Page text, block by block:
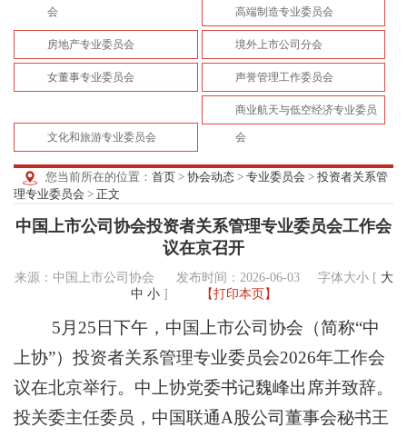
会 高端制造专业委员会
房地产专业委员会 境外上市公司分会
女董事专业委员会 声誉管理工作委员会
文化和旅游专业委员会
商业航天与低空经济专业委员
会
您当前所在的位置： 首页 > 协会动态 > 专业委员会 > 投资者关系管
理专业委员会 > 正文
中国上市公司协会投资者关系管理专业委员会工作会
议在京召开
来源：中国上市公司协会 发布时间：2026-06-03 字体大小 [ 大
中 小] 【打印本页】
5月25日下午，中国上市公司协会（简称“中
上协”）投资者关系管理专业委员会2026年工作会
议在北京举行。中上协党委书记魏峰出席并致辞。
投关委主任委员，中国联通A股公司董事会秘书王